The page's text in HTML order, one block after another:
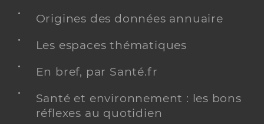
Origines des données annuaire
Les espaces thématiques
En bref, par Santé.fr
Santé et environnement : les bons
réflexes au quotidien